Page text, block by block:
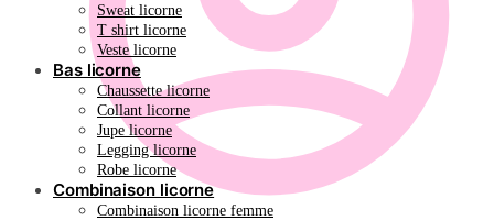
Sweat licorne
T shirt licorne
Veste licorne
Bas licorne
Chaussette licorne
Collant licorne
Jupe licorne
Legging licorne
Robe licorne
Combinaison licorne
Combinaison licorne femme